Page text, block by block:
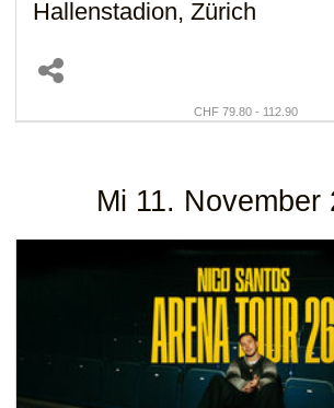
Hallenstadion, Zürich
CHF 79.80 - 112.90
Mi 11. November